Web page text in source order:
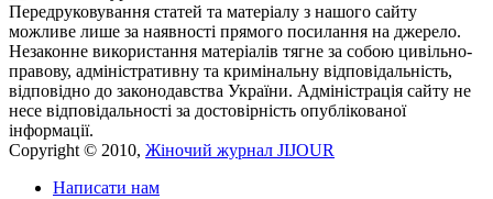
Передруковування статей та матеріалу з нашого сайту
можливе лише за наявності прямого посилання на джерело.
Незаконне використання матеріалів тягне за собою цивільно-
правову, адміністративну та кримінальну відповідальність,
відповідно до законодавства України. Адміністрація сайту не
несе відповідальності за достовірність опублікованої
інформації.
Copyright © 2010, Жіночий журнал JIJOUR
Написати нам